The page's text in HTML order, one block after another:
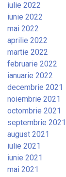
iulie 2022
iunie 2022
mai 2022
aprilie 2022
martie 2022
februarie 2022
ianuarie 2022
decembrie 2021
noiembrie 2021
octombrie 2021
septembrie 2021
august 2021
iulie 2021
iunie 2021
mai 2021